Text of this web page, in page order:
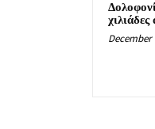
December